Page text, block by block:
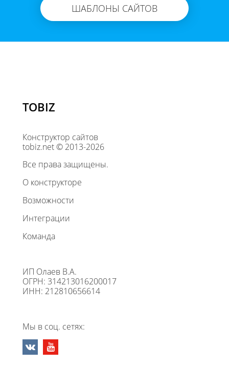
ШАБЛОНЫ САЙТОВ
TOBIZ
Конструктор сайтов
tobiz.net © 2013-2026
Все права защищены.
О конструкторе
Возможности
Интеграции
Команда
ИП Олаев В.А.
ОГРН: 314213016200017
ИНН: 212810656614
Мы в соц. сетях: